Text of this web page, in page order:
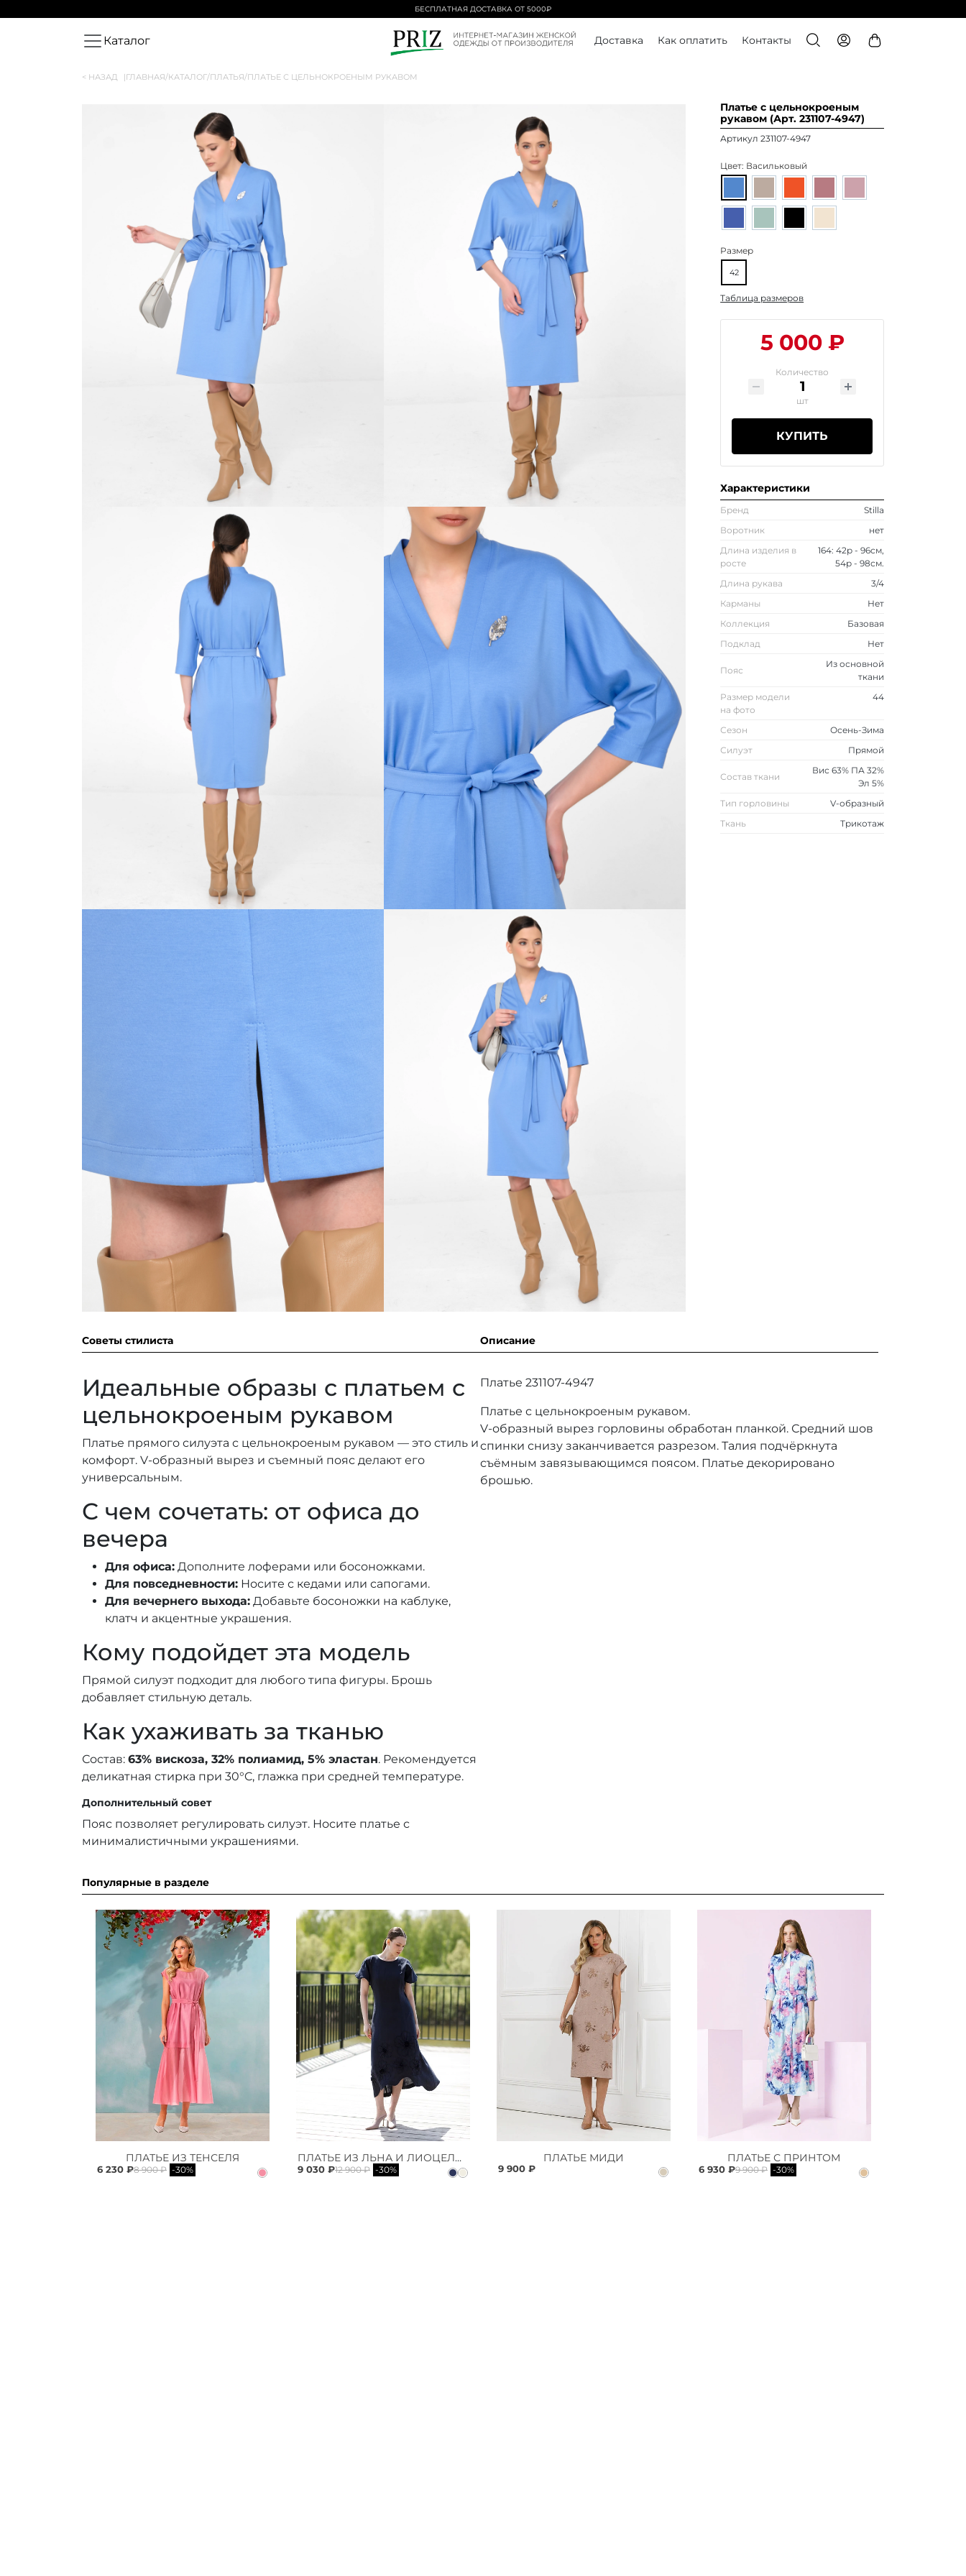
БЕСПЛАТНАЯ ДОСТАВКА ОТ 5000₽
Каталог Доставка Как оплатить Контакты
< НАЗАД |ГЛАВНАЯ/КАТАЛОГ/ПЛАТЬЯ/ПЛАТЬЕ С ЦЕЛЬНОКРОЕНЫМ РУКАВОМ
Платье с цельнокроеным
рукавом (Арт. 231107-4947)
Артикул 231107-4947
Цвет: Васильковый
Размер
42
Таблица размеров
5 000 ₽
Количество
шт
КУПИТЬ
Характеристики
Бренд
Stilla
Воротник
нет
Длина изделия в
росте
164: 42р - 96см,
54р - 98см.
Длина рукава
3/4
Карманы
Нет
Коллекция
Базовая
Подклад
Нет
Пояс
Из основной
ткани
Размер модели
на фото
44
Сезон
Осень-Зима
Силуэт
Прямой
Состав ткани
Вис 63% ПА 32%
Эл 5%
Тип горловины
V-образный
Ткань
Трикотаж
Советы стилиста
Идеальные образы с платьем с
цельнокроеным рукавом
Платье прямого силуэта с цельнокроеным рукавом — это стиль и
комфорт. V-образный вырез и съемный пояс делают его
универсальным.
С чем сочетать: от офиса до
вечера
Для офиса: Дополните лоферами или босоножками.
Для повседневности: Носите с кедами или сапогами.
Для вечернего выхода: Добавьте босоножки на каблуке,
клатч и акцентные украшения.
Кому подойдет эта модель
Прямой силуэт подходит для любого типа фигуры. Брошь
добавляет стильную деталь.
Как ухаживать за тканью
Состав: 63% вискоза, 32% полиамид, 5% эластан. Рекомендуется
деликатная стирка при 30°C, глажка при средней температуре.
Дополнительный совет
Пояс позволяет регулировать силуэт. Носите платье с
минималистичными украшениями.
Описание
Платье 231107-4947
Платье с цельнокроеным рукавом.
V-образный вырез горловины обработан планкой. Средний шов
спинки снизу заканчивается разрезом. Талия подчёркнута
съёмным завязывающимся поясом. Платье декорировано
брошью.
Популярные в разделе
ПЛАТЬЕ ИЗ ТЕНСЕЛЯ
6 230 ₽8 900 ₽ -30%
ПЛАТЬЕ ИЗ ЛЬНА И ЛИОЦЕЛЛА
9 030 ₽12 900 ₽ -30%
ПЛАТЬЕ МИДИ
9 900 ₽
ПЛАТЬЕ С ПРИНТОМ
6 930 ₽9 900 ₽ -30%